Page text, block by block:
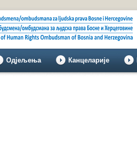
Одјељења Канцеларије